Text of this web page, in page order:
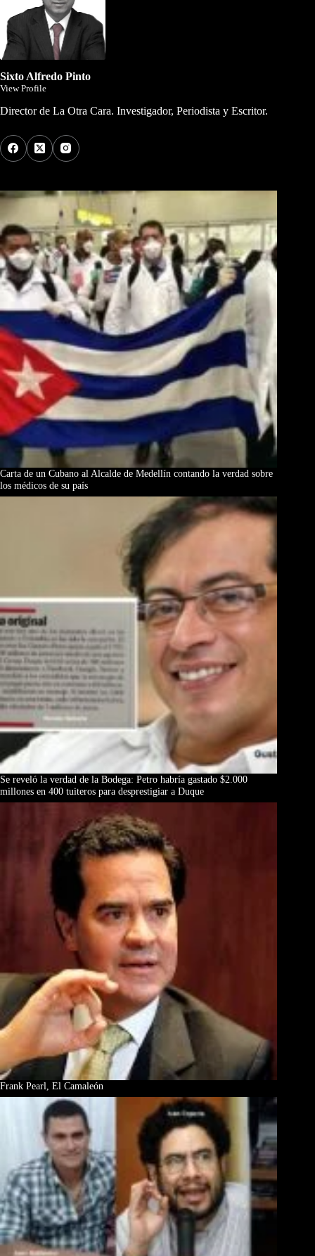
Sixto Alfredo Pinto
View Profile
Director de La Otra Cara. Investigador, Periodista y Escritor.
Carta de un Cubano al Alcalde de Medellín contando la verdad sobre
los médicos de su país
Se reveló la verdad de la Bodega: Petro habría gastado $2.000
millones en 400 tuiteros para desprestigiar a Duque
Frank Pearl, El Camaleón